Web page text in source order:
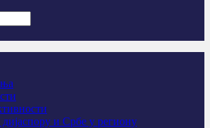
и Србе у региону